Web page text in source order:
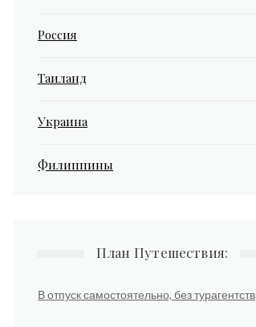
Россия
Таиланд
Украина
Филиппины
План Путешествия:
В отпуск самостоятельно, без турагентств